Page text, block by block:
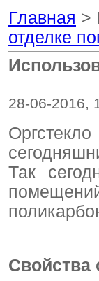
Главная >
отделке
28-06-2016,
Так
Свойства